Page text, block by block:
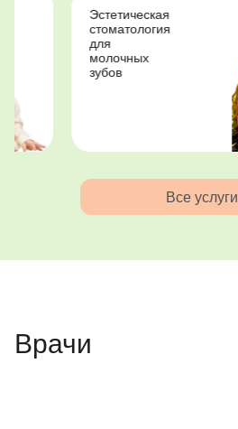
Эстетическая
стоматология
молочных
Все услуги
Врачи